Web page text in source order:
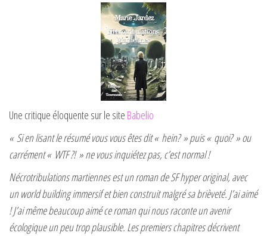
Une critique éloquente sur le site Babelio
« Si en lisant le résumé vous vous êtes dit « hein? » puis « quoi? » ou
carrément « WTF ?! » ne vous inquiétez pas, c’est normal !
Nécrotribulations martiennes est un roman de SF hyper original, avec
un world building immersif et bien construit malgré sa brièveté. J’ai aimé
! J’ai même beaucoup aimé ce roman qui nous raconte un avenir
écologique un peu trop plausible. Les premiers chapitres décrivent